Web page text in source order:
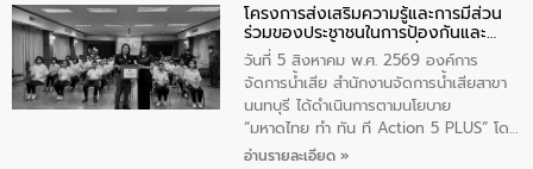
วัดสิงห์ จังหวัดชัยนาท โดยมีนายแสงชัย
สุขชื่น นายกเทศมนตรีตำบลวัดสิงห์ คณะผู้
บริหารเทศบาลตำบลวัดสิงห์ ผู้นำชุมชน และ
ประชาชนในพื้นที่เทศบาลตำบลวัดสิงก์ที่มี
ส่วนได้ส่วนเสียในโครงก่อสร้างศูนย์บริหาร
จัดการคุณภาพน้ำเทศบาลตำบลวัดสิงห์
จังหวัดชัยนาท ให้การต้อนรับ
โครงการส่งเสริมความรู้และการมีส่วน
ร่วมของประชาชนในการป้องกันและ
แก้ไขปัญหาน้ำเสียอย่างยั่งยืน
วันที่ 5 สิงหาคม พ.ศ. 2569 องค์การ
จัดการน้ำเสีย สำนักงานจัดการน้ำเสียสาขา
นนทบุรี ได้ดำเนินการตามนโยบาย
“มหาดไทย ทำ ทัน ที Action 5 PLUS” โดย
จัดโครงการส่งเสริมความรู้และการมีส่วน
อ่านรายละเอียด »